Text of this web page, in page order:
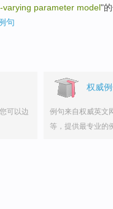
varying parameter model"
句
可以边
权威
例句来自权威英文
等，提供最专业的